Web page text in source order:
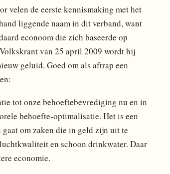
velen de eerste kennismaking met het
liggende naam in dit verband, want
econoom die zich baseerde op
van 25 april 2009 wordt hij
geluid. Goed om als aftrap een
tot onze behoeftebevrediging nu en in
behoefte-optimalisatie. Het is een
om zaken die in geld zijn uit te
en schoon drinkwater. Daar
economie.